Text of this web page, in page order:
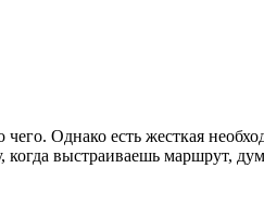
чего. Однако есть жесткая
выстраиваешь маршрут,